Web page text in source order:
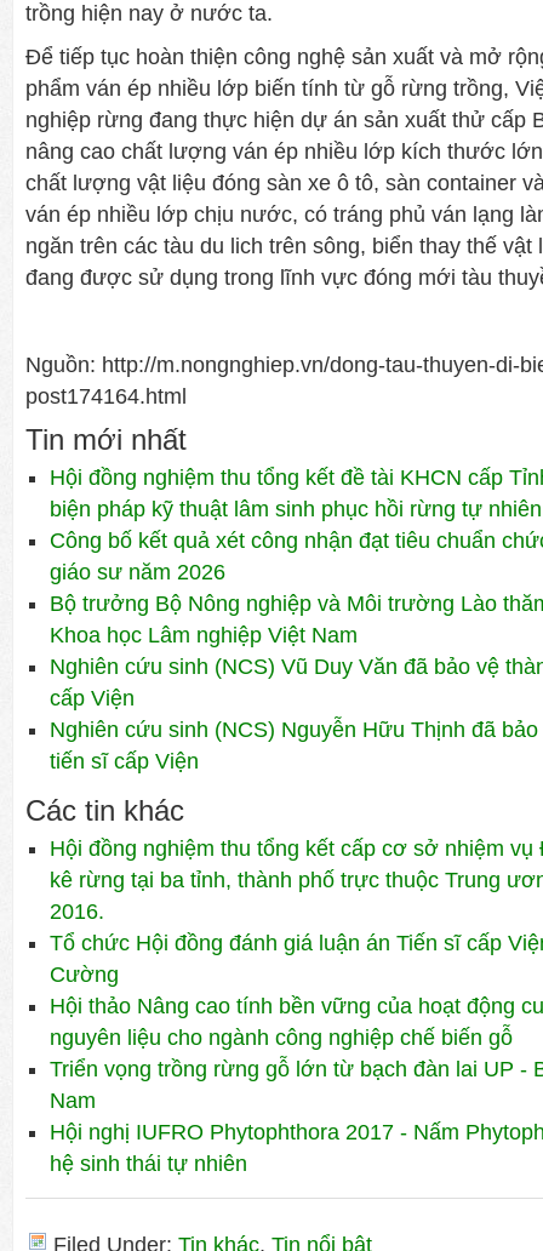
trồng hiện nay ở nước ta.
Để tiếp tục hoàn thiện công nghệ sản xuất và mở
phẩm ván ép nhiều lớp biến tính từ gỗ rừng trồng,
nghiệp rừng đang thực hiện dự án sản xuất thử cấp
nâng cao chất lượng ván ép nhiều lớp kích thước
chất lượng vật liệu đóng sàn xe ô tô, sàn container
ván ép nhiều lớp chịu nước, có tráng phủ ván lạng
ngăn trên các tàu du lich trên sông, biển thay thế
đang được sử dụng trong lĩnh vực đóng mới tàu
Nguồn: http://m.nongnghiep.vn/dong-tau-thuyen-di-
post174164.html
Tin mới nhất
Hội đồng nghiệm thu tổng kết đề tài KHCN cấp
biện pháp kỹ thuật lâm sinh phục hồi rừng tự
Công bố kết quả xét công nhận đạt tiêu chuẩn
giáo sư năm 2026
Bộ trưởng Bộ Nông nghiệp và Môi trường Lào
Khoa học Lâm nghiệp Việt Nam
Nghiên cứu sinh (NCS) Vũ Duy Văn đã bảo vệ
cấp Viện
Nghiên cứu sinh (NCS) Nguyễn Hữu Thịnh đã
tiến sĩ cấp Viện
Các tin khác
Hội đồng nghiệm thu tổng kết cấp cơ sở nhiệm
kê rừng tại ba tỉnh, thành phố trực thuộc Trung
2016.
Tổ chức Hội đồng đánh giá luận án Tiến sĩ cấp
Cường
Hội thảo Nâng cao tính bền vững của hoạt động
nguyên liệu cho ngành công nghiệp chế biến gỗ
Triển vọng trồng rừng gỗ lớn từ bạch đàn lai UP -
Nam
Hội nghị IUFRO Phytophthora 2017 - Nấm
hệ sinh thái tự nhiên
Filed Under: Tin khác, Tin nổi bật